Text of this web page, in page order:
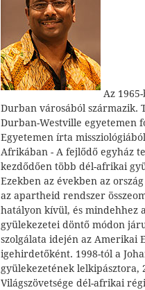
Az
Durban városából származik.
Durban-Westville egyetemen
Egyetemen írta
Afrikában - A fejlődő egyház
kezdődően több dél-afrikai
Ezekben az években az
az apartheid rendszer
hatályon kívül, és mindehhez
gyülekezetei döntő módon
szolgálata idején az Amerikai
igehirdetőként. 1998-tól a
gyülekezetének lelkipásztora,
Világszövetsége dél-afrikai